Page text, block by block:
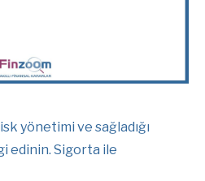
yönetimi ve sağladığı
edinin. Sigorta ile